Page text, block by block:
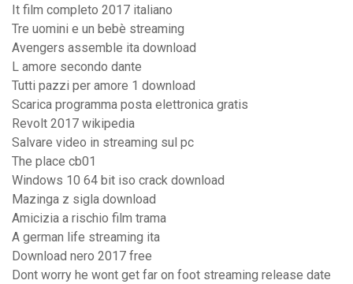
It film completo 2017 italiano
Tre uomini e un bebè streaming
Avengers assemble ita download
L amore secondo dante
Tutti pazzi per amore 1 download
Scarica programma posta elettronica gratis
Revolt 2017 wikipedia
Salvare video in streaming sul pc
The place cb01
Windows 10 64 bit iso crack download
Mazinga z sigla download
Amicizia a rischio film trama
A german life streaming ita
Download nero 2017 free
Dont worry he wont get far on foot streaming release date